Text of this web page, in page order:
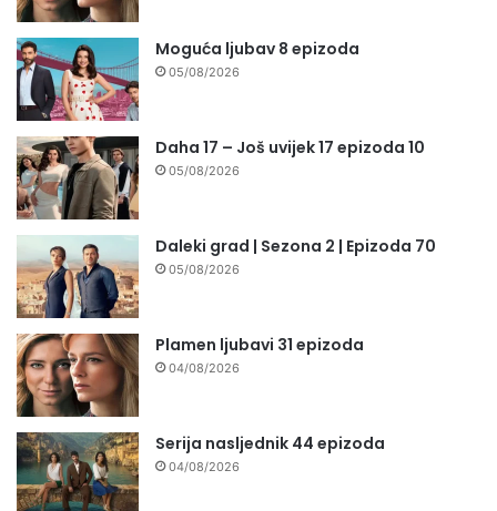
Moguća ljubav 8 epizoda
05/08/2026
Daha 17 – Još uvijek 17 epizoda 10
05/08/2026
Daleki grad | Sezona 2 | Epizoda 70
05/08/2026
Plamen ljubavi 31 epizoda
04/08/2026
Serija nasljednik 44 epizoda
04/08/2026